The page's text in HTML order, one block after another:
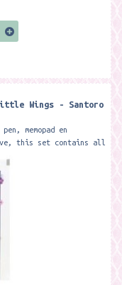
Wings - Santoro
memopad en
this set contains all